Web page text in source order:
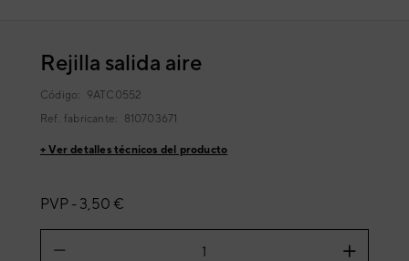
Rejilla salida aire
Código: 9ATC0552
Ref. fabricante: 810703671
+ Ver detalles técnicos del producto
PVP - 3,50 €